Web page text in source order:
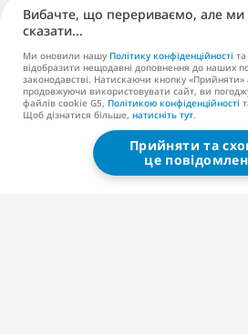
Публікація
Підтримка
Контакти
G5
© 2026 G5
Вибачте, що перериваємо, але
сказати...
Ми оновили нашу Політику конфіденційності та
відобразити нещодавні доповнення до наших
законодавстві. Натискаючи кнопку
продовжуючи використовувати сайт, ви
файлів cookie G5, Політикою конфіденційності
Щоб дізнатися більше, натисніть тут.
Прийняти та
це